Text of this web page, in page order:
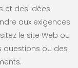
et des idées
aux exigences
le site Web ou
ou des